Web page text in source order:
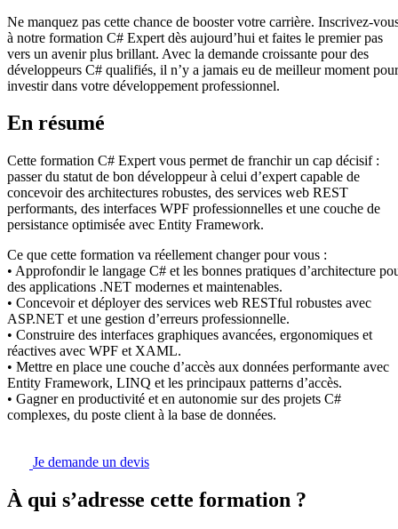
Ne manquez pas cette chance de booster votre carrière. Inscrivez-
à notre formation C# Expert dès aujourd’hui et faites le premier pas
vers un avenir plus brillant. Avec la demande croissante pour des
développeurs C# qualifiés, il n’y a jamais eu de meilleur moment pour
investir dans votre développement professionnel.
En résumé
Cette formation C# Expert vous permet de franchir un cap décisif :
passer du statut de bon développeur à celui d’expert capable de
concevoir des architectures robustes, des services web REST
performants, des interfaces WPF professionnelles et une couche de
persistance optimisée avec Entity Framework.
Ce que cette formation va réellement changer pour vous :
• Approfondir le langage C# et les bonnes pratiques d’architecture
des applications .NET modernes et maintenables.
• Concevoir et déployer des services web RESTful robustes avec
ASP.NET et une gestion d’erreurs professionnelle.
• Construire des interfaces graphiques avancées, ergonomiques et
réactives avec WPF et XAML.
• Mettre en place une couche d’accès aux données performante avec
Entity Framework, LINQ et les principaux patterns d’accès.
• Gagner en productivité et en autonomie sur des projets C#
complexes, du poste client à la base de données.
Je demande un devis
À qui s’adresse cette formation ?